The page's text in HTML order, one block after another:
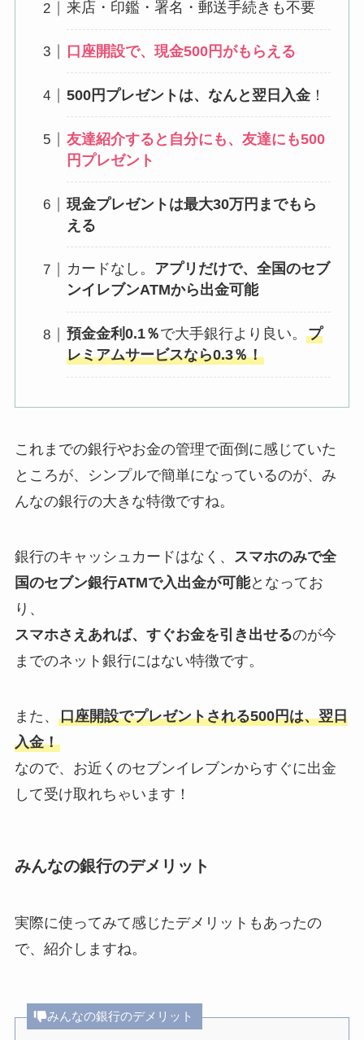
来店・印鑑・署名・郵送手続きも不要
口座開設で、現金500円がもらえる
500円プレゼントは、なんと翌日入金！
友達紹介すると自分にも、友達にも500
円プレゼント
現金プレゼントは最大30万円までもら
える
カードなし。 アプリだけで、全国のセブ
ンイレブンATMから出金可能
預金金利0.1％で大手銀行より良い。 プ
レミアムサービスなら0.3％！
これまでの銀行やお金の管理で面倒に感じていた
ところが、シンプルで簡単になっているのが、み
んなの銀行の大きな特徴ですね。
銀行のキャッシュカードはなく、 スマホのみで全
国のセブン銀行ATMで入出金が可能となってお
り、
スマホさえあれば、すぐお金を引き出せるのが今
までのネット銀行にはない特徴です。
また、 口座開設でプレゼントされる500円は、翌日
入金！
なので、お近くのセブンイレブンからすぐに出金
して受け取れちゃいます！
みんなの銀行のデメリット
実際に使ってみて感じたデメリットもあったの
で、紹介しますね。
みんなの銀行のデメリット